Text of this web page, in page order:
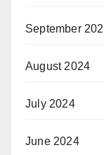
September
August 2024
July 2024
June 2024